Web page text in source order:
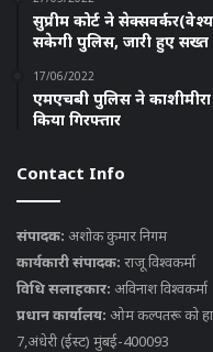
सुप्रीम कोर्ट ने
सकेगी पुलिस, जारी हुए सख्त
17/06/2022
एमएचबी पुलिस ने काशीमीरा
किया गिरफ्तार
Contact Info
संपादक: अशोक कुमार निगम
कार्यकारी संपादक: राजू विश्वकर्मा
विधि सलाहकार: अविनाश विश्वकर्मा
प्रधान कार्यालय: ओम कल्पतरू को हा
7,अंधेरी (ईस्ट) मुंबई-400093